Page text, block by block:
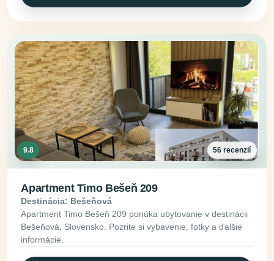
9.8 56 recenzií
Apartment Timo Bešeň 209
Destinácia: Bešeňová
Apartment Timo Bešeň 209 ponúka ubytovanie v destinácii
Bešeňová, Slovensko. Pozrite si vybavenie, fotky a ďalšie
informácie.